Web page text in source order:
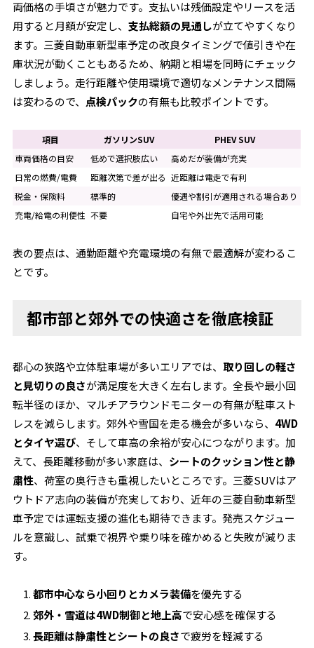
両価格の手頃さが魅力です。支払いは残価設定やリースを活
用すると月額が安定し、支払総額の見通しが立てやすくなり
ます。三菱自動車新型車予定の改良タイミングで値引きや在
庫状況が動くこともあるため、納期と相場を同時にチェック
しましょう。走行距離や使用環境で適切なメンテナンス間隔
は変わるので、 点検パックの有無も比較ポイントです。
項目 ガソリンSUV
PHEV SUV
車両価格の目安
低めで選択肢広い
高めだが装備が充実
日常の燃費/電費
距離次第で差が出る 近距離は電走で有利
税金・保険料
標準的
優遇や割引が適用される場合あり
充電/給電の利便性 不要 自宅や外出先で活用可能
表の要点は、通勤距離や充電環境の有無で最適解が変わるこ
とです。
都市部と郊外での快適さを徹底検証
都心の狭路や立体駐車場が多いエリアでは、取り回しの軽さ
と見切りの良さが満足度を大きく左右します。全長や最小回
転半径のほか、マルチアラウンドモニターの有無が駐車スト
レスを減らします。郊外や雪国を走る機会が多いなら、 4WD
とタイヤ選び、そして車高の余裕が安心につながります。加
えて、長距離移動が多い家庭は、 シートのクッション性と静
粛性、荷室の奥行きも重視したいところです。三菱SUVはア
ウトドア志向の装備が充実しており、近年の三菱自動車新型
車予定では運転支援の進化も期待できます。発売スケジュー
ルを意識し、試乗で視界や乗り味を確かめると失敗が減りま
す。
都市中心なら小回りとカメラ装備を優先する
郊外・雪道は4WD制御と地上高で安心感を確保する
長距離は静粛性とシートの良さで疲労を軽減する